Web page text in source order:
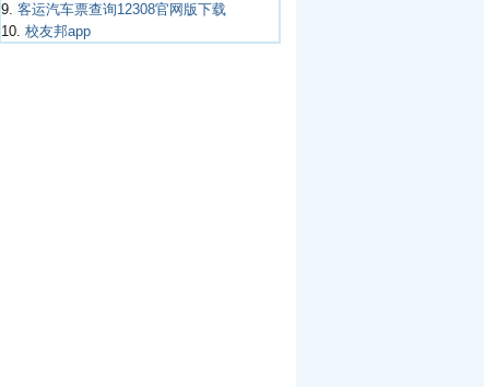
9. 客运汽车票查询12308官网版下载
10. 校友邦app